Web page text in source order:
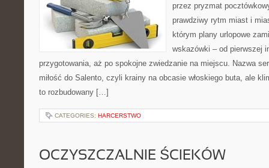
przez pryzmat
prawdziwy rytm miast i
którym plany urlopowe
wskazówki – od pierwszej
przygotowania, aż po spokojne zwiedzanie na miejscu. Nazwa
miłość do Salento, czyli krainy na obcasie włoskiego buta, ale
to rozbudowany […]
CATEGORIES: HARCERSTWO
OCZYSZCZALNIE ŚCIEKÓW